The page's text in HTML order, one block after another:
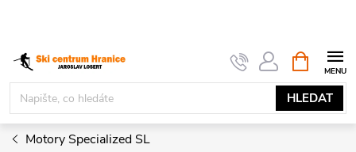
obsah
HLEDAT
NÁKUPNÍ
KOŠÍK
Motory Specialized SL